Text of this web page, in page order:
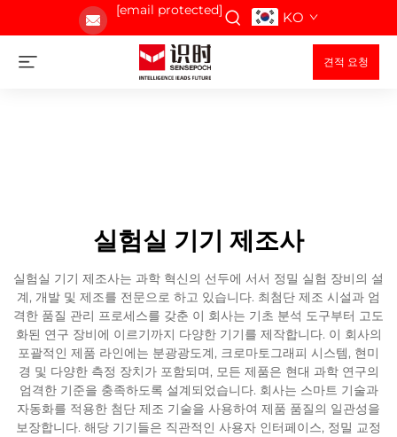
[email protected] KO
견적 요청
실험실 기기 제조사
실험실 기기 제조사는 과학 혁신의 선두에 서서 정밀 실험 장비의 설
계, 개발 및 제조를 전문으로 하고 있습니다. 최첨단 제조 시설과 엄
격한 품질 관리 프로세스를 갖춘 이 회사는 기초 분석 도구부터 고도
화된 연구 장비에 이르기까지 다양한 기기를 제작합니다. 이 회사의
포괄적인 제품 라인에는 분광광도계, 크로마토그래피 시스템, 현미
경 및 다양한 측정 장치가 포함되며, 모든 제품은 현대 과학 연구의
엄격한 기준을 충족하도록 설계되었습니다. 회사는 스마트 기술과
자동화를 적용한 첨단 제조 기술을 사용하여 제품 품질의 일관성을
보장합니다. 해당 기기들은 직관적인 사용자 인터페이스, 정밀 교정